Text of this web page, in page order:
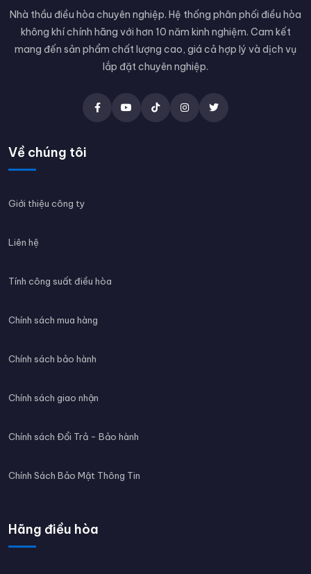
Nhà thầu điều hòa chuyên nghiệp. Hệ thống phân phối điều hòa
không khí chính hãng với hơn 10 năm kinh nghiệm. Cam kết
mang đến sản phẩm chất lượng cao, giá cả hợp lý và dịch vụ
lắp đặt chuyên nghiệp.
Về chúng tôi
Giới thiệu công ty
Liên hệ
Tính công suất điều hòa
Chính sách mua hàng
Chính sách bảo hành
Chính sách giao nhận
Chính sách Đổi Trả - Bảo hành
Chính Sách Bảo Mật Thông Tin
Hãng điều hòa